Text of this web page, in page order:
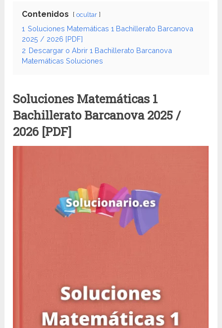
Contenidos ocultar
1 Soluciones Matemáticas 1 Bachillerato Barcanova
2025 / 2026 [PDF]
2 Descargar o Abrir 1 Bachillerato Barcanova
Matemáticas Soluciones
Soluciones Matemáticas 1
Bachillerato Barcanova 2025 /
2026 [PDF]